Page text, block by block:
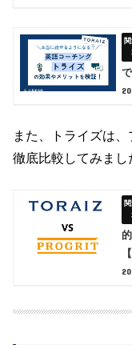
また、トライズは
徹底比較してみまし